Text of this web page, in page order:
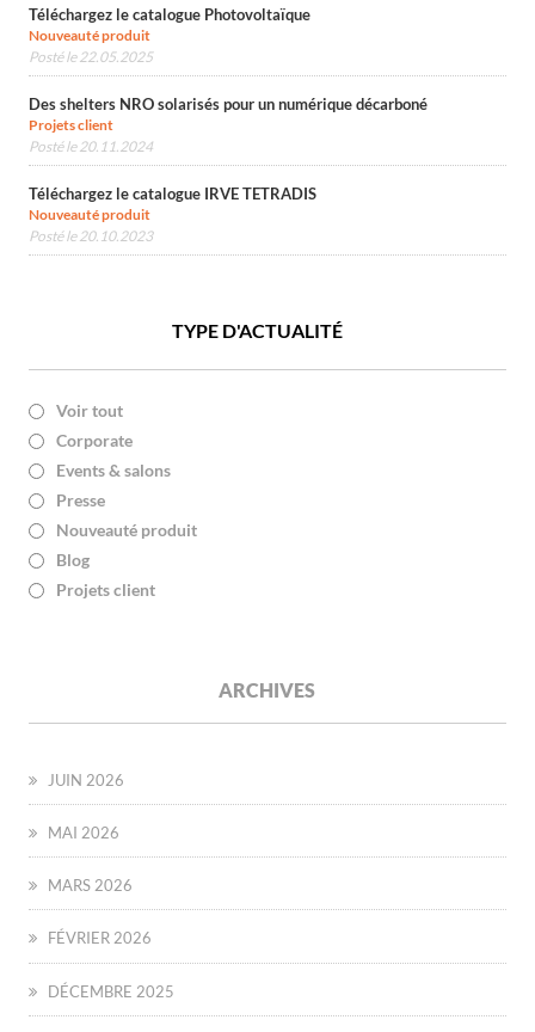
Téléchargez le catalogue Photovoltaïque
Nouveauté produit
Posté le 22.05.2025
Des shelters NRO solarisés pour un numérique décarboné
Projets client
Posté le 20.11.2024
Téléchargez le catalogue IRVE TETRADIS
Nouveauté produit
Posté le 20.10.2023
TYPE D'ACTUALITÉ
Voir tout
Corporate
Events & salons
Presse
Nouveauté produit
Blog
Projets client
ARCHIVES
JUIN 2026
MAI 2026
MARS 2026
FÉVRIER 2026
DÉCEMBRE 2025